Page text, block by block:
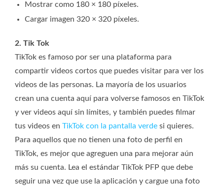
Mostrar como 180 × 180 píxeles.
Cargar imagen 320 × 320 píxeles.
2. Tik Tok
TikTok es famoso por ser una plataforma para
compartir videos cortos que puedes visitar para ver los
videos de las personas. La mayoría de los usuarios
crean una cuenta aquí para volverse famosos en TikTok
y ver videos aquí sin límites, y también puedes filmar
tus videos en TikTok con la pantalla verde si quieres.
Para aquellos que no tienen una foto de perfil en
TikTok, es mejor que agreguen una para mejorar aún
más su cuenta. Lea el estándar TikTok PFP que debe
seguir una vez que use la aplicación y cargue una foto